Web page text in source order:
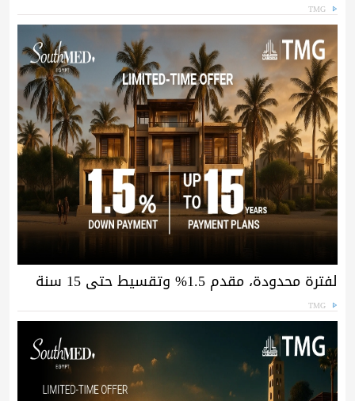
TMG
لفترة محدودة، مقدم 1.5% وتقسيط حتى 15 سنة
TMG